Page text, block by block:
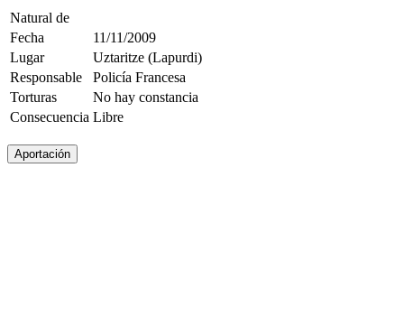
Natural de
Fecha
11/11/2009
Lugar
Uztaritze (Lapurdi)
Responsable
Policía Francesa
Torturas
No hay constancia
Consecuencia Libre